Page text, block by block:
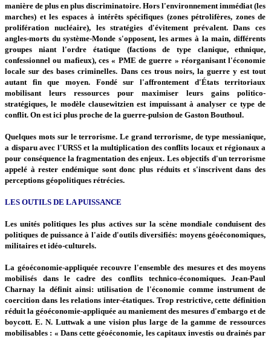
manière de plus en plus discriminatoire. Hors l'environnement immédiat (les
marches) et les espaces à intérêts spécifiques (zones pétrolifères, zones de
prolifération nucléaire), les stratégies d'évitement prévalent. Dans ces
angles-morts du système-Monde s'opposent, les armes à la main, différents
groupes niant l'ordre étatique (factions de type clanique, ethnique,
confessionnel ou mafieux), ces « PME de guerre » réorganisant l'économie
locale sur des bases criminelles. Dans ces trous noirs, la guerre y est tout
autant fin que moyen. Fondé sur l'affrontement d'États territoriaux
mobilisant leurs ressources pour maximiser leurs gains politico-
stratégiques, le modèle clausewitzien est impuissant à analyser ce type de
conflit. On est ici plus proche de la guerre-pulsion de Gaston Bouthoul.
Quelques mots sur le terrorisme. Le grand terrorisme, de type messianique,
a disparu avec l'URSS et la multiplication des conflits locaux et régionaux a
pour conséquence la fragmentation des enjeux. Les objectifs d'un terrorisme
appelé à rester endémique sont donc plus réduits et s'inscrivent dans des
perceptions géopolitiques rétrécies.
LES OUTILS DE LA PUISSANCE
Les unités politiques les plus actives sur la scène mondiale conduisent des
politiques de puissance à l'aide d'outils diversifiés: moyens géoéconomiques,
militaires et idéo-culturels.
La géoéconomie-appliquée recouvre l'ensemble des mesures et des moyens
mobilisés dans le cadre des conflits technico-économiques. Jean-Paul
Charnay la définit ainsi: utilisation de l'économie comme instrument de
coercition dans les relations inter-étatiques. Trop restrictive, cette définition
réduit la géoéconomie-appliquée au maniement des mesures d'embargo et de
boycott. E. N. Luttwak a une vision plus large de la gamme de ressources
mobilisables : « Dans cette géoéconomie, les capitaux investis ou drainés par